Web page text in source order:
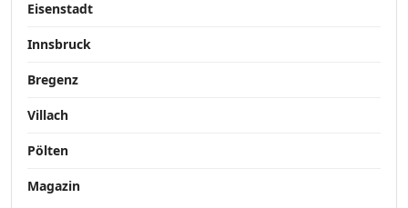
Eisenstadt
Innsbruck
Bregenz
Villach
Pölten
Magazin